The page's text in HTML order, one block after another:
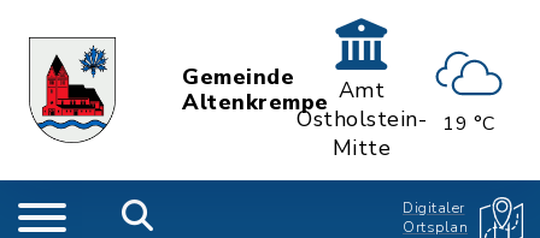
Gemeinde
Altenkrempe Amt
Ostholstein-
Mitte
19 °C
Digitaler
Ortsplan